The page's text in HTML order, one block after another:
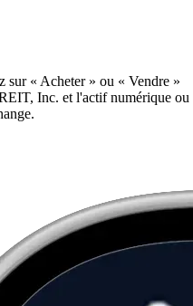
sur « Acheter » ou « Vendre »
Inc. et l'actif numérique ou